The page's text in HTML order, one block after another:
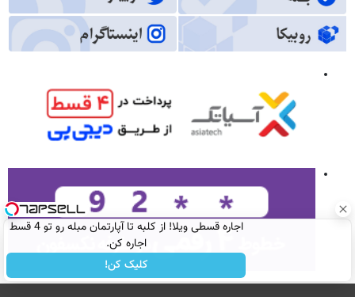
اجاره‌ قسطی ویلا! از کلبه تا آپارتمان مبله رو تو 4 قسط
اجاره کن.
کلیک کن!